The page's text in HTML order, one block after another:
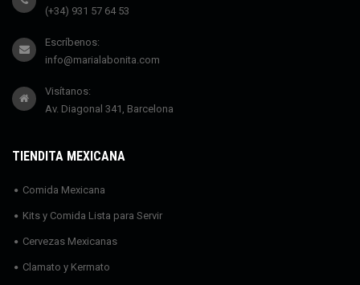
(+34) 931 57 64 53
Escríbenos:
info@marialabonita.com
Visítanos:
Av. Diagonal 341, Barcelona
TIENDITA MEXICANA
Comida Mexicana
Kits y Comida Lista para Servir
Cervezas Mexicanas
Clamato y Kermato